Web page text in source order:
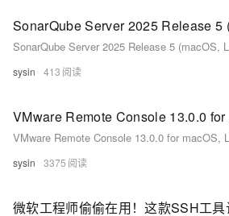
sysin 413
sysin 3375